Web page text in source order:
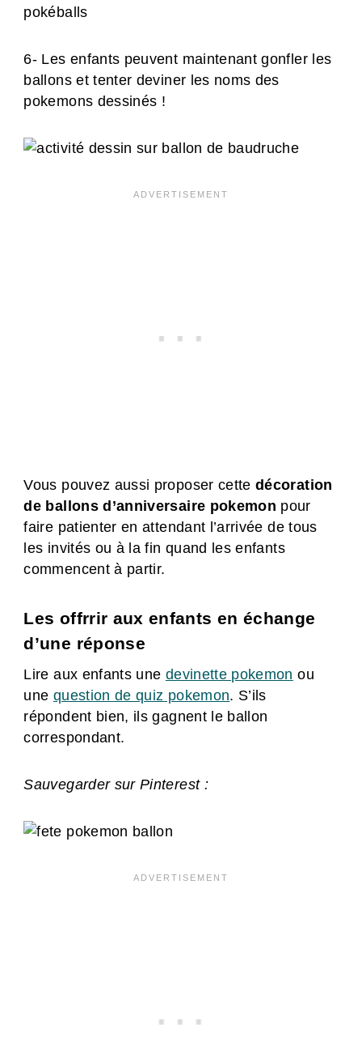
pokéballs
6- Les enfants peuvent maintenant gonfler les
ballons et tenter deviner les noms des
pokemons dessinés !
Vous pouvez aussi proposer cettedécoration
de ballons d’anniversaire pokemon pour
faire patienter en attendant l’arrivée de tous
les invités ou à la fin quand les enfants
commencent à partir.
Les offrrir aux enfants en échange
d’une réponse
Lire aux enfants une devinette pokemon ou
une question de quiz pokemon. S’ils
répondent bien, ils gagnent le ballon
correspondant.
Sauvegarder sur Pinterest :